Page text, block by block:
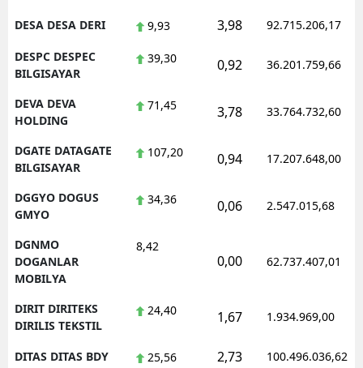
DESA DESA DERI 9,93 3,98 92.715.206,17
DESPC DESPEC
BILGISAYAR
39,30 0,92 36.201.759,66
DEVA DEVA
HOLDING
71,45 3,78 33.764.732,60
DGATE DATAGATE
BILGISAYAR
107,20 0,94 17.207.648,00
DGGYO DOGUS
GMYO
34,36 0,06 2.547.015,68
DGNMO
DOGANLAR
MOBILYA
8,42
0,00 62.737.407,01
DIRIT DIRITEKS
DIRILIS TEKSTIL
24,40 1,67 1.934.969,00
DITAS DITAS BDY 25,56 2,73 100.496.036,62